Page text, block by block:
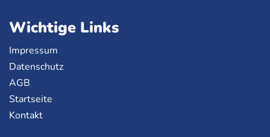
Wichtige Links
Impressum
Datenschutz
AGB
Startseite
Kontakt